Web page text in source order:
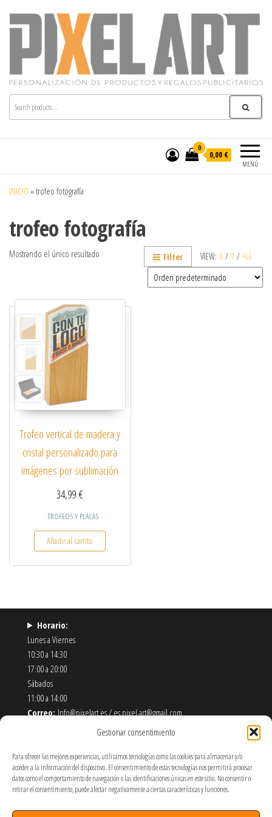
Gestionar consentimiento
Para ofrecer las mejores experiencias, utilizamos tecnologías como las cookies para almacenar y/o
acceder a la información del dispositivo. El consentimiento de estas tecnologías nos permitirá procesar
datos como el comportamiento de navegación o las identificaciones únicas en este sitio. No consentir o
retirar el consentimiento, puede afectar negativamente a ciertas características y funciones.
Pixelart
Especialistas en textil publicitario y regalos
personalizados en móstoles
MENÚ
0
0,00 €
INICIO »trofeo fotografía
trofeo fotografía
VIEW: 6 / 9 / ALL
Filter
Mostrando el único resultado
Trofeo vertical de madera y
cristal personalizado para
imágenes por sublimación
34,99€
TROFEOS Y PLACAS
Añadir al carrito
Horario:
Lunes a Viernes
10:30 a 14:30
17:00 a 20:00
Sábados
11:00 a 14:00
Correo: Info@pixelart.es / es.pixel.art@gmail.com
910 56 55 72
Móstoles-Madrid
Política de Envíos y Devoluciones